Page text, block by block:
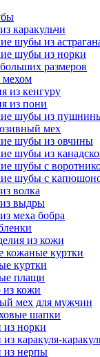
каракульчи
шубы из
шубы из норки
размеров
мехом
из кенгуру
из пони
шубы из
мех
шубы из овчины
шубы из
шубы с
шубы с
волка
выдры
меха бобра
из кожи
кожаные куртки
куртки
плащи
из кожи
мех для мужчин
шапки
норки
каракуля-
нерпы